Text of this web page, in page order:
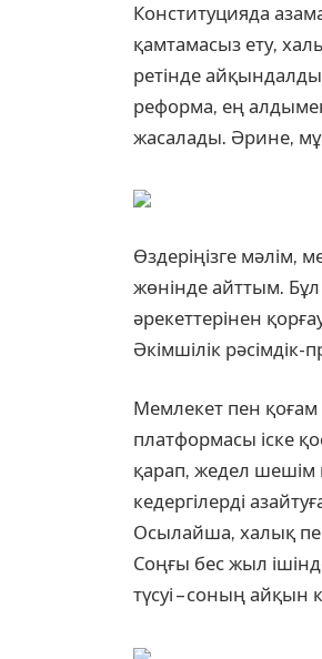
Конституцияда
қамтамасыз ету,
ретінде
реформа, ең
жасалады. Әрине,
Өздеріңізге мәлім,
жөнінде айттым. Бұл
әрекеттерінен
Әкімшілік рәсімдік-
Мемлекет пен
платформасы іске
қарап, жедел шешім
кедергілерді
Осылайша, халық
Соңғы бес жыл
түсуі – соның айқын